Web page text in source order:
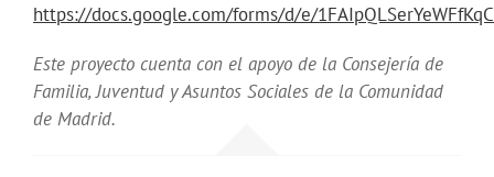
https://docs.google.com/forms/d/e/
Este proyecto cuenta con el apoyo de la Consejería de
Familia, Juventud y Asuntos Sociales de la Comunidad
de Madrid.